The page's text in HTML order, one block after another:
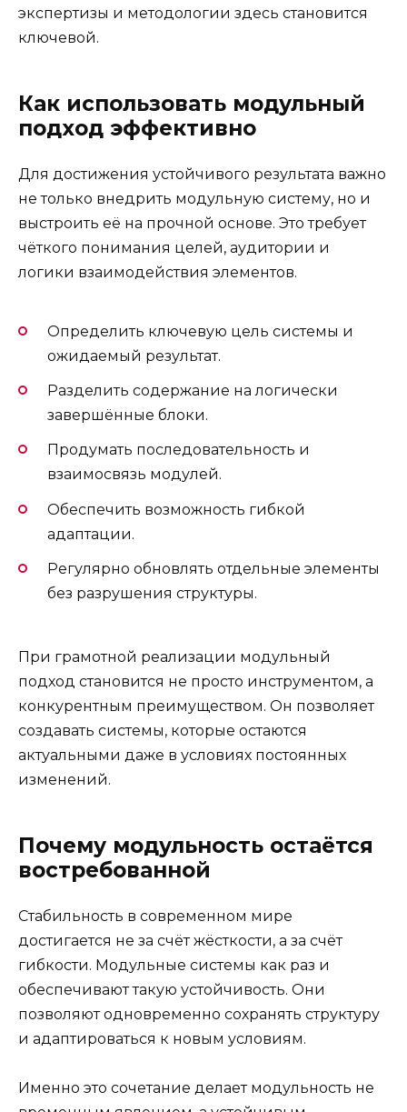
экспертизы и методологии здесь становится
ключевой.
Как использовать модульный
подход эффективно
Для достижения устойчивого результата важно
не только внедрить модульную систему, но и
выстроить её на прочной основе. Это требует
чёткого понимания целей, аудитории и
логики взаимодействия элементов.
Определить ключевую цель системы и
ожидаемый результат.
Разделить содержание на логически
завершённые блоки.
Продумать последовательность и
взаимосвязь модулей.
Обеспечить возможность гибкой
адаптации.
Регулярно обновлять отдельные элементы
без разрушения структуры.
При грамотной реализации модульный
подход становится не просто инструментом, а
конкурентным преимуществом. Он позволяет
создавать системы, которые остаются
актуальными даже в условиях постоянных
изменений.
Почему модульность остаётся
востребованной
Стабильность в современном мире
достигается не за счёт жёсткости, а за счёт
гибкости. Модульные системы как раз и
обеспечивают такую устойчивость. Они
позволяют одновременно сохранять структуру
и адаптироваться к новым условиям.
Именно это сочетание делает модульность не